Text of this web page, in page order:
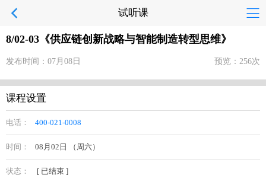
试听课
8/02-03《供应链创新战略与智能制造转型思维》
发布时间：07月08日 预览：256次
课程设置
电话： 400-021-0008
时间： 08月02日 （周六）
状态： [ 已结束 ]